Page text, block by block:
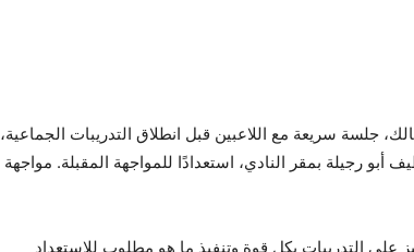
جلسة سريعة مع اللاعبين قبل انطلاق التدريبات الجماعية،
رجيلة بمقر النادي، استعدادًا للمواجهة المقبلة. مواجهة
على التدريبات بكل قوة وتنفيذ ما هو مطلوب للاستعداد